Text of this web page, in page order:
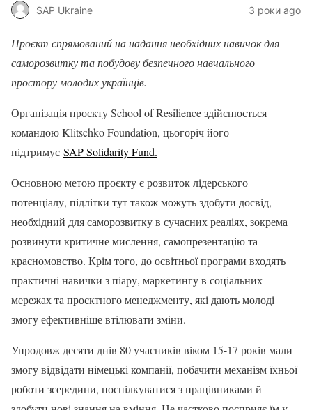
SAP Ukraine 3 роки ago
Проєкт спрямований на надання необхідних навичок для
саморозвитку та побудову безпечного навчального
простору молодих українців.
Організація проєкту School of Resilience здійснюється
командою Klitschko Foundation, цьогоріч його
підтримує SAP Solidarity Fund.
Основною метою проєкту є розвиток лідерського
потенціалу, підлітки тут також можуть здобути досвід,
необхідний для саморозвитку в сучасних реаліях, зокрема
розвинути критичне мислення, самопрезентацію та
красномовство. Крім того, до освітньої програми входять
практичні навички з піару, маркетингу в соціальних
мережах та проєктного менеджменту, які дають молоді
змогу ефективніше втілювати зміни.
Упродовж десяти днів 80 учасників віком 15-17 років мали
змогу відвідати німецькі компанії, побачити механізм їхньої
роботи зсередини, поспілкуватися з працівниками й